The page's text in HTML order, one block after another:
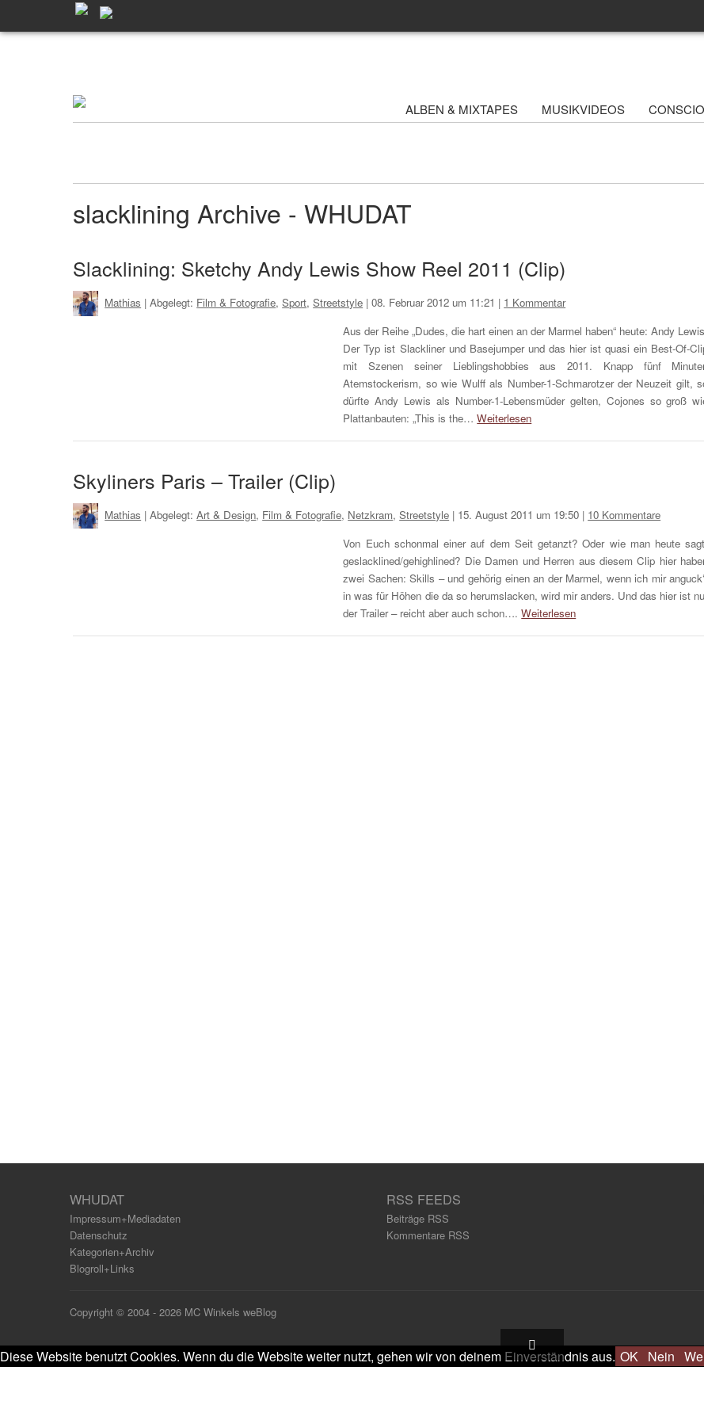
ALBEN & MIXTAPES MUSIKVIDEOS
slacklining Archive - WHUDAT
Slacklining: Sketchy Andy Lewis Show Reel 2011 (Clip)
Mathias | Abgelegt: Film & Fotografie,Sport,Streetstyle |08. Februar 2012 um 11:21 | 1 Kommentar
Aus der Reihe „Dudes, die hart einen an der Marmel haben“ heute: Andy
Der Typ ist Slackliner und Basejumper und das hier ist quasi ein Best-Of-
mit Szenen seiner Lieblingshobbies aus 2011. Knapp fünf
Atemstockerism, so wie Wulff als Number-1-Schmarotzer der Neuzeit gilt,
dürfte Andy Lewis als Number-1-Lebensmüder gelten, Cojones so groß
Plattanbauten: „This is the…Weiterlesen
Skyliners Paris – Trailer (Clip)
Mathias | Abgelegt:Art & Design, Film & Fotografie, Netzkram,Streetstyle | 15. August 2011 um 19:50 | 10 Kommentare
Von Euch schonmal einer auf dem Seit getanzt? Oder wie man heute
geslacklined/gehighlined? Die Damen und Herren aus diesem Clip hier
zwei Sachen: Skills – und gehörig einen an der Marmel, wenn ich mir
in was für Höhen die da so herumslacken, wird mir anders. Und das hier ist
der Trailer – reicht aber auch schon….Weiterlesen
WHUDAT
Impressum+Mediadaten
Datenschutz
Kategorien+Archiv
Blogroll+Links
RSS FEEDS
Beiträge RSS
Kommentare RSS
Copyright © 2004 - 2026 MC Winkels weBlog
Diese Website benutzt Cookies. Wenn du die Website weiter nutzt, gehen wir von deinem Einverständnis aus. OK Nein